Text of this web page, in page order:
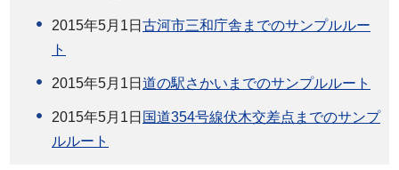
2015年5月1日 古河市三和庁舎までのサンプルルー
ト
2015年5月1日 道の駅さかいまでのサンプルルート
2015年5月1日 国道354号線伏木交差点までのサンプ
ルルート